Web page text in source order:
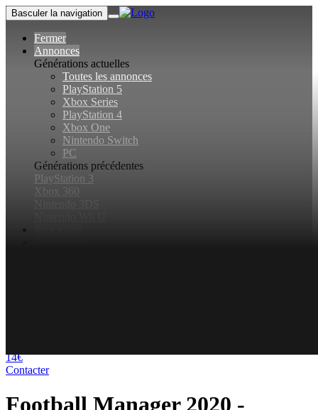
Basculer la navigation
Fermer
Annonces
Générations actuelles
Toutes les annonces
PlayStation 5
Xbox Series
PlayStation 4
Xbox One
Nintendo Switch
PC
Générations précédentes
PlayStation 3
Xbox 360
14€
Contacter
Football Manager 2020 -